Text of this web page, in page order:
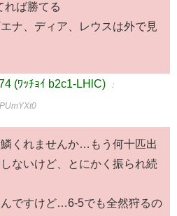
れば勝てる
ナ、ディア、レウスは外で見
(ﾜｯﾁｮｲ b2c1-LHlC) ：
くれませんか…もう何十匹出
ないけど、とにかく振られ続
ですけど…6-5でも全然狩るの